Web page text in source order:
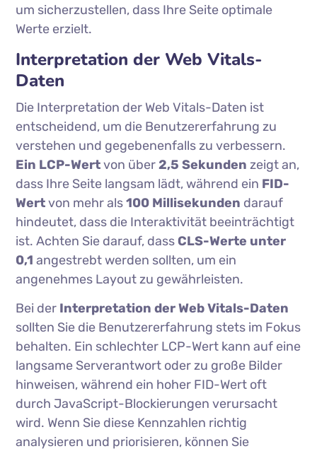
um sicherzustellen, dass Ihre Seite optimale
Werte erzielt.
Interpretation der Web Vitals-
Daten
Die Interpretation der Web Vitals-Daten ist
entscheidend, um die Benutzererfahrung zu
verstehen und gegebenenfalls zu verbessern.
Ein LCP-Wertvon über2,5 Sekunden zeigt an,
dass Ihre Seite langsam lädt, während ein FID-
Wertvon mehr als100 Millisekunden darauf
hindeutet, dass die Interaktivität beeinträchtigt
ist. Achten Sie darauf, dassCLS-Werte unter
0,1 angestrebt werden sollten, um ein
angenehmes Layout zu gewährleisten.
Bei der Interpretation der Web Vitals-Daten
sollten Sie die Benutzererfahrung stets im Fokus
behalten. Ein schlechter LCP-Wert kann auf eine
langsame Serverantwort oder zu große Bilder
hinweisen, während ein hoher FID-Wert oft
durch JavaScript-Blockierungen verursacht
wird. Wenn Sie diese Kennzahlen richtig
analysieren und priorisieren, können Sie